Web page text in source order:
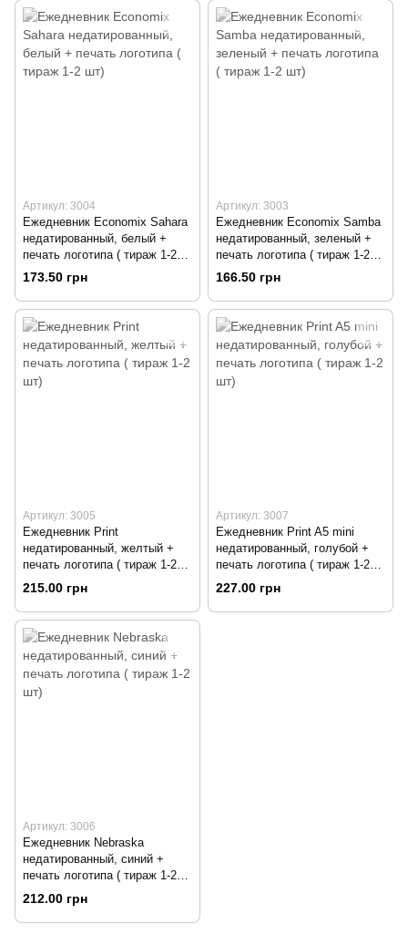
Артикул: 3004
Ежедневник Economix Sahara
недатированный, белый +
печать логотипа ( тираж 1-2
шт)
173.50 грн
Артикул: 3003
Ежедневник Economix Samba
недатированный, зеленый +
печать логотипа ( тираж 1-2
шт)
166.50 грн
Артикул: 3005
Ежедневник Print
недатированный, желтый +
печать логотипа ( тираж 1-2
шт)
215.00 грн
Артикул: 3007
Ежедневник Print A5 mini
недатированный, голубой +
печать логотипа ( тираж 1-2
шт)
227.00 грн
Артикул: 3006
Ежедневник Nebraska
недатированный, синий +
печать логотипа ( тираж 1-2
шт)
212.00 грн